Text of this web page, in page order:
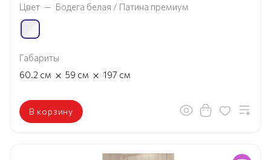
Цвет — Бодега белая / Патина премиум
Габариты
60.2 см × 59 см × 197 см
В корзину